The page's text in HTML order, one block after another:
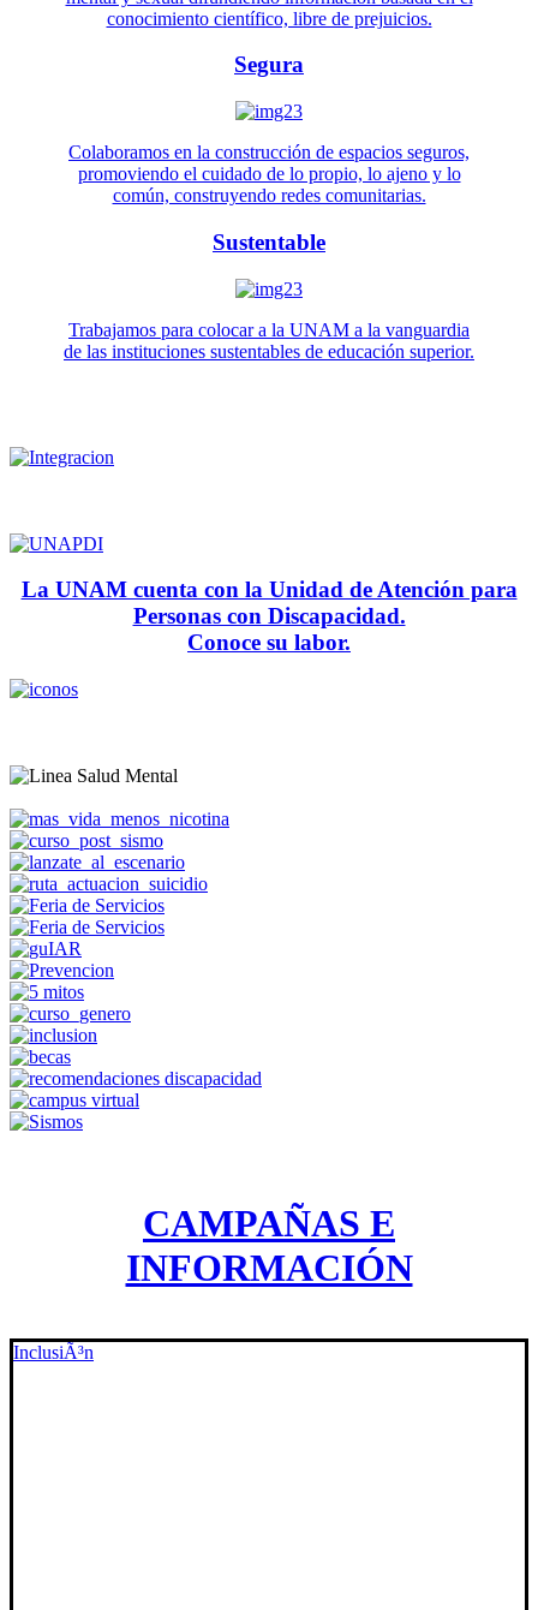
conocimiento científico, libre de prejuicios.
Segura
Colaboramos en la construcción de espacios seguros,
promoviendo el cuidado de lo propio, lo ajeno y lo
común, construyendo redes comunitarias.
Sustentable
Trabajamos para colocar a la UNAM a la vanguardia
de las instituciones sustentables de educación superior.
La UNAM cuenta con la Unidad de Atención para
Personas con Discapacidad.
Conoce su labor.
CAMPAÑAS E
INFORMACIÓN
InclusiÃ³n